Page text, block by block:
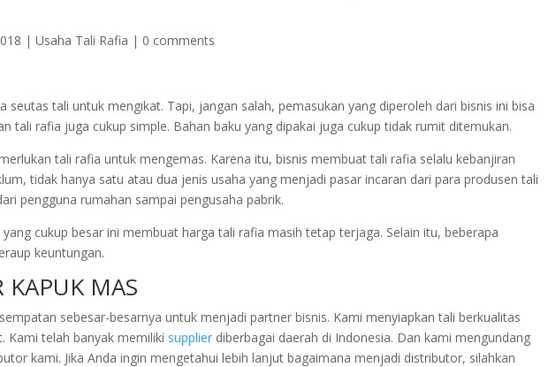
|Usaha Tali Rafia | 0 comments
seutas tali untuk mengikat. Tapi, jangan salah, pemasukan yang diperoleh dari bisnis ini bisa
tali rafia juga cukup simple. Bahan baku yang dipakai juga cukup tidak rumit ditemukan.
tali rafia untuk mengemas. Karena itu, bisnis membuat tali rafia selalu kebanjiran
tidak hanya satu atau dua jenis usaha yang menjadi pasar incaran dari para produsen tali
pengguna rumahan sampai pengusaha pabrik.
cukup besar ini membuat harga tali rafia masih tetap terjaga. Selain itu, beberapa
keuntungan.
KAPUK MAS
sebesar-besarnya untuk menjadi partner bisnis. Kami menyiapkan tali berkualitas
Kami telah banyak memiliki supplier diberbagai daerah di Indonesia. Dan kami mengundang
kami. Jika Anda ingin mengetahui lebih lanjut bagaimana menjadi distributor, silahkan